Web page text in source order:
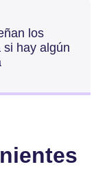
los
si hay algún